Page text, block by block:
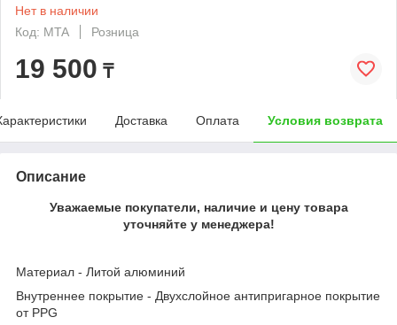
Нет в наличии
Код: MTA
Розница
19 500 ₸
Доставка Оплата Условия возврата
Описание
Уважаемые покупатели, наличие и цену товара
уточняйте у менеджера!
Материал - Литой алюминий
Внутреннее покрытие - Двухслойное антипригарное покрытие
от PPG